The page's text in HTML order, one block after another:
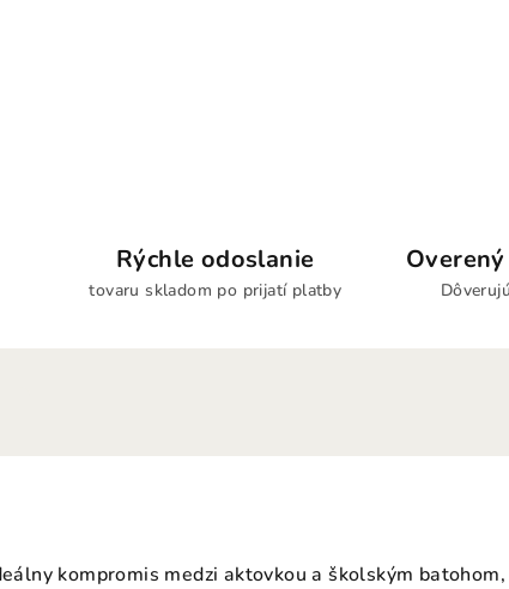
Rýchle odoslanie
tovaru skladom po prijatí platby
kompromis medzi aktovkou a školským